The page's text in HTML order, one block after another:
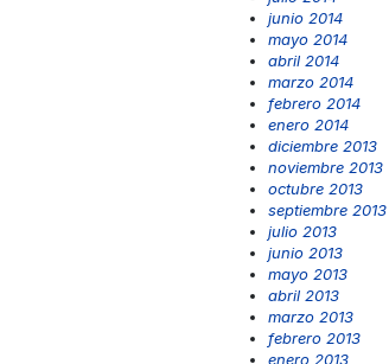
junio 2014
mayo 2014
abril 2014
marzo 2014
febrero 2014
enero 2014
diciembre 2013
noviembre 2013
octubre 2013
septiembre 2013
julio 2013
junio 2013
mayo 2013
abril 2013
marzo 2013
febrero 2013
enero 2013